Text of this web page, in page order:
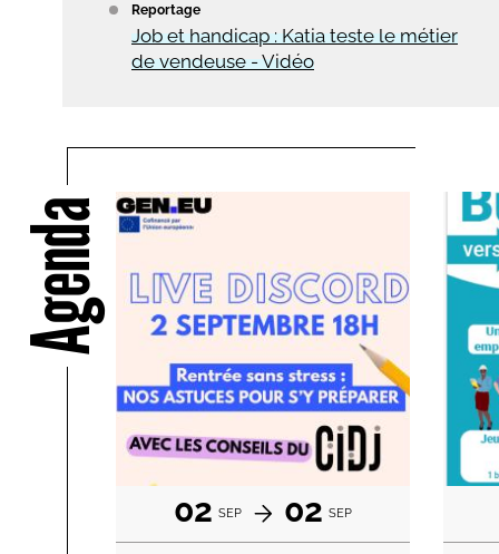
Reportage
Job et handicap : Katia teste le métier
de vendeuse - Vidéo
Agenda
02 SEP 02 SEP